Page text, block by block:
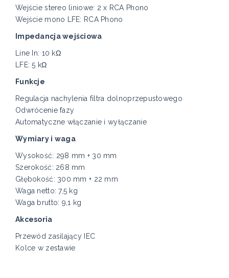
Wejście stereo liniowe: 2 x RCA Phono
Wejście mono LFE: RCA Phono
Impedancja wejściowa
Line In: 10 kΩ
LFE: 5 kΩ
Funkcje
Regulacja nachylenia filtra dolnoprzepustowego
Odwrócenie fazy
Automatyczne włączanie i wyłączanie
Wymiary i waga
Wysokość: 298 mm + 30 mm
Szerokość: 268 mm
Głębokość: 300 mm + 22 mm
Waga netto: 7,5 kg
Waga brutto: 9,1 kg
Akcesoria
Przewód zasilający IEC
Kolce w zestawie